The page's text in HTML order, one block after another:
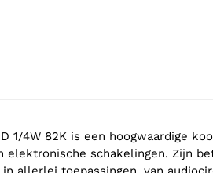
1/4W 82K is een hoogwaardige
elektronische schakelingen. Zijn